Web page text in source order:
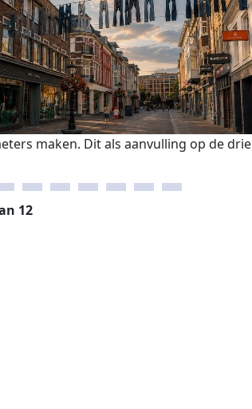
maken. Dit als aanvulling op de drie
12